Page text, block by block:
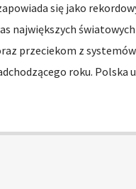
się jako
największych
przeciekom z
roku. Polska